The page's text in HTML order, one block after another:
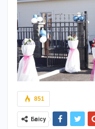
851
Бөлісу